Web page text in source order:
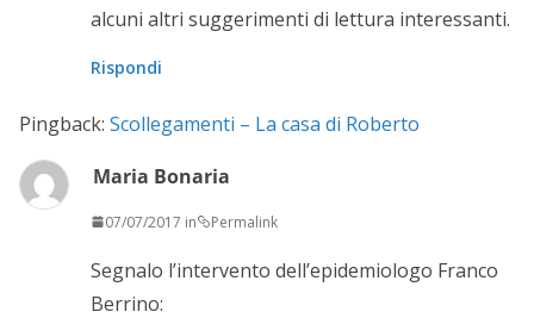
alcuni altri suggerimenti di lettura interessanti.
Rispondi
Pingback: Scollegamenti – La casa di Roberto
Maria Bonaria
07/07/2017 in Permalink
Segnalo l’intervento dell’epidemiologo Franco
Berrino: